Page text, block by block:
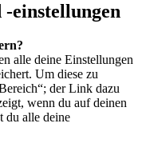
einstellungen
alle deine Einstellungen
Um diese zu
der Link dazu
wenn du auf deinen
du alle deine